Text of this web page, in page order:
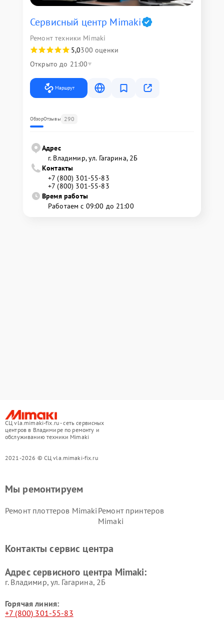
Сервисный центр Mimaki
Ремонт техники Mimaki
5,0300 оценки
Открыто до 21:00
Маршрут
ОбзорОтзывы 290
Адрес
г. Владимир, ул. Гагарина, 2Б
Контакты
+7 (800) 301-55-83
+7 (800) 301-55-83
Время работы
Работаем с 09:00 до 21:00
СЦ vla.mimaki-fix.ru - сеть сервисных
центров в Владимире по ремонту и
обслуживанию техники Mimaki
2021-2026 © СЦ vla.mimaki-fix.ru
Мы ремонтируем
Ремонт плоттеров Mimaki Ремонт принтеров
Mimaki
Контакты сервис центра
Адрес сервисного центра Mimaki:
г. Владимир, ул. Гагарина, 2Б
Горячая линия:
+7 (800) 301-55-83